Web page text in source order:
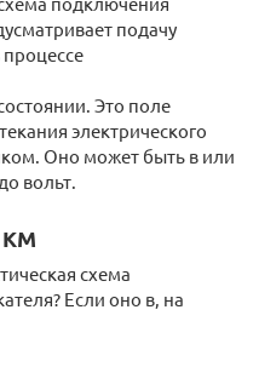
подачу
Это поле
электрического
Оно может быть в или
вольт.
КМ
схема
Если оно в, на